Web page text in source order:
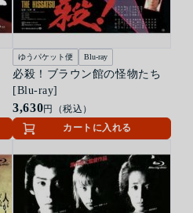
ゆうパケット便 Blu-ray
必殺！ブラウン館の怪物たち
[Blu-ray]
3,630円（税込）
カートに入れる